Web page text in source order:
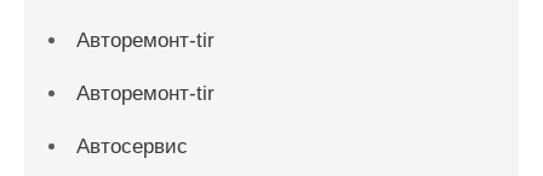
Авторемонт-tir
Авторемонт-tir
Автосервис